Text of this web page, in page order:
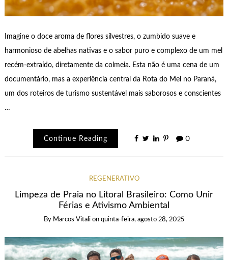
Imagine o doce aroma de flores silvestres, o zumbido suave e
harmonioso de abelhas nativas e o sabor puro e complexo de um mel
recém-extraído, diretamente da colmeia. Esta não é uma cena de um
documentário, mas a experiência central da Rota do Mel no Paraná,
um dos roteiros de turismo sustentável mais saborosos e conscientes
…
Continue Reading 0
REGENERATIVO
Limpeza de Praia no Litoral Brasileiro: Como Unir
Férias e Ativismo Ambiental
By Marcos Vitali on quinta-feira, agosto 28, 2025